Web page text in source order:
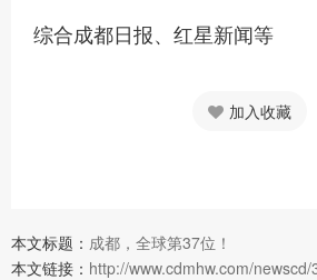
综合成都日报、红星新闻等
加入收藏
本文标题： 成都，全球第37位！
本文链接： http://www.cdmhw.com/newscd/